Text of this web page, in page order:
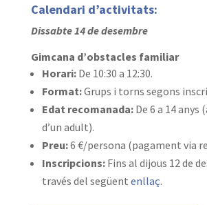
Calendari d’activitats:
Dissabte 14 de desembre
Gimcana d’obstacles familiar
Horari:De 10:30 a 12:30.
Format:Grups i torns segons
Edat recomanada:De 6 a 14 anys
d’un adult).
Preu:6 €/persona (pagament via
Inscripcions:Fins al dijous 12 de
través del següent enllaç.